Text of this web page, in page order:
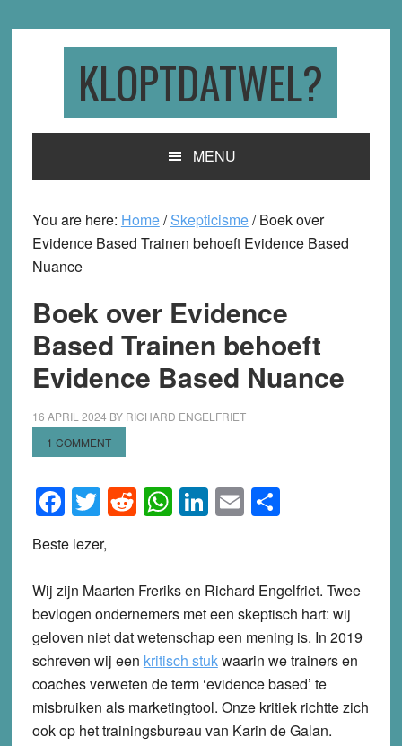
KLOPTDATWEL?
MENU
You are here: Home/ Skepticisme/Boek over
Evidence Based Trainen behoeft Evidence Based
Nuance
Boek over Evidence
Based Trainen behoeft
Evidence Based Nuance
16 APRIL 2024 BY RICHARD ENGELFRIET
1 COMMENT
Facebook
Twitter
Reddit
WhatsApp
LinkedIn
EmailShare
Beste lezer,
Wij zijn Maarten Freriks en Richard Engelfriet. Twee
bevlogen ondernemers met een skeptisch hart: wij
geloven niet dat wetenschap een mening is. In 2019
schreven wij een kritisch stukwaarin we trainers en
coaches verweten de term ‘evidence based’ te
misbruiken als marketingtool. Onze kritiek richtte zich
ook op het trainingsbureau van Karin de Galan.